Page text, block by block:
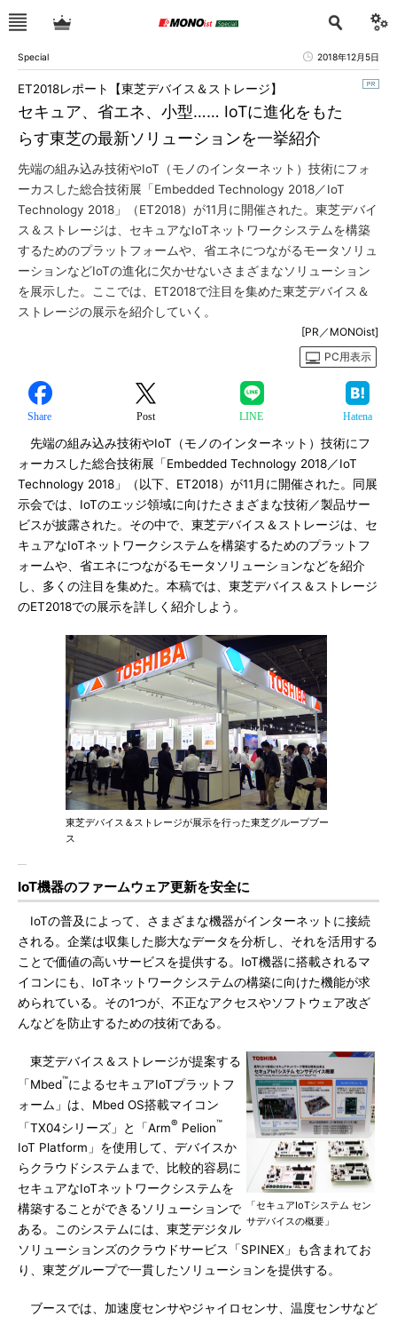
Special 2018年12月5日
セキュア、省エネ、小型…… IoTに進化をもた
らす東芝の最新ソリューションを一挙紹介
ET2018レポート【東芝デバイス＆ストレージ】
先端の組み込み技術やIoT（モノのインターネット）技術にフォ
ーカスした総合技術展「Embedded Technology 2018／IoT
Technology 2018」（ET2018）が11月に開催された。東芝デバイ
ス＆ストレージは、セキュアなIoTネットワークシステムを構築
するためのプラットフォームや、省エネにつながるモータソリュ
ーションなどIoTの進化に欠かせないさまざまなソリューション
を展示した。ここでは、ET2018で注目を集めた東芝デバイス＆
ストレージの展示を紹介していく。
[PR／MONOist]
PC用表示
Share Post LINE Hatena
先端の組み込み技術やIoT（モノのインターネット）技術にフ
ォーカスした総合技術展「Embedded Technology 2018／IoT
Technology 2018」（以下、ET2018）が11月に開催された。同展
示会では、IoTのエッジ領域に向けたさまざまな技術／製品サー
ビスが披露された。その中で、東芝デバイス＆ストレージは、セ
キュアなIoTネットワークシステムを構築するためのプラットフ
ォームや、省エネにつながるモータソリューションなどを紹介
し、多くの注目を集めた。本稿では、東芝デバイス＆ストレージ
のET2018での展示を詳しく紹介しよう。
東芝デバイス＆ストレージが展示を行った東芝グループブー
ス
IoT機器のファームウェア更新を安全に
IoTの普及によって、さまざまな機器がインターネットに接続
される。企業は収集した膨大なデータを分析し、それを活用する
ことで価値の高いサービスを提供する。IoT機器に搭載されるマ
イコンにも、IoTネットワークシステムの構築に向けた機能が求
められている。その1つが、不正なアクセスやソフトウェア改ざ
んなどを防止するための技術である。
「セキュアIoTシステム セン
サデバイスの概要」
東芝デバイス＆ストレージが提案する
「Mbed™によるセキュアIoTプラットフ
ォーム」は、Mbed OS搭載マイコン
「TX04シリーズ」と「Arm® Pelion™
IoT Platform」を使用して、デバイスか
らクラウドシステムまで、比較的容易に
セキュアなIoTネットワークシステムを
構築することができるソリューションで
ある。このシステムには、東芝デジタル
ソリューションズのクラウドサービス「SPINEX」も含まれてお
り、東芝グループで一貫したソリューションを提供する。
ブースでは、加速度センサやジャイロセンサ、温度センサなど